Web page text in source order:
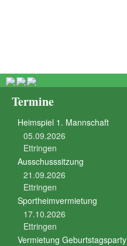
Termine
Heimspiel 1. Mannschaft
05.09.2026
Ettringen
Ausschusssitzung
21.09.2026
Ettringen
Sportheimvermietung
17.10.2026
Ettringen
Vermietung Geburtstagsparty